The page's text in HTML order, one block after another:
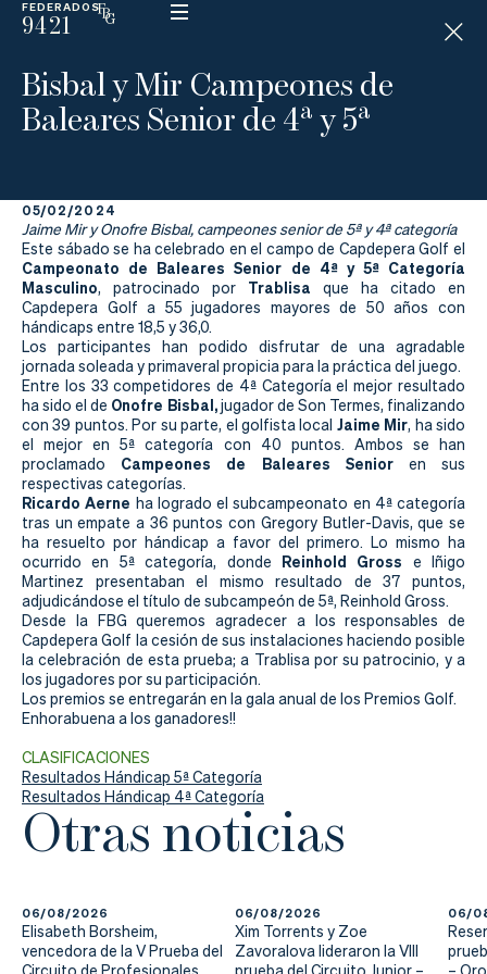
FEDERADOS
9421
ESP
N
D
I
C
La
Federación
Federarse
Jugar
Aprender
Actualidad
Tienda
Bisbal y Mir Campeones de
Baleares Senior de 4ª y 5ª
05/02/2024
Jaime Mir y Onofre Bisbal, campeones senior de 5ª y 4ª categoría
Este sábado se ha celebrado en el campo de Capdepera Golf el
Campeonato de Baleares Senior de 4ª y 5ª Categoría
Masculino, patrocinado por Trablisa que ha citado en
Capdepera Golf a 55 jugadores mayores de 50 años con
hándicaps entre 18,5 y 36,0.
Los participantes han podido disfrutar de una agradable
jornada soleada y primaveral propicia para la práctica del juego.
Entre los 33 competidores de 4ª Categoría el mejor resultado
ha sido el de Onofre Bisbal,jugador de Son Termes, finalizando
con 39 puntos. Por su parte, el golfista local Jaime Mir, ha sido
el mejor en 5ª categoría con 40 puntos. Ambos se han
proclamado Campeones de Baleares Senioren sus
respectivas categorías.
Ricardo Aerne ha logrado el subcampeonato en 4ª categoría
tras un empate a 36 puntos con Gregory Butler-Davis, que se
ha resuelto por hándicap a favor del primero. Lo mismo ha
ocurrido en 5ª categoría, donde Reinhold Gross e Iñigo
Martinez presentaban el mismo resultado de 37 puntos,
adjudicándose el título de subcampeón de 5ª, Reinhold Gross.
Desde la FBG queremos agradecer a los responsables de
Capdepera Golf la cesión de sus instalaciones haciendo posible
la celebración de esta prueba; a Trablisa por su patrocinio, y a
los jugadores por su participación.
Los premios se entregarán en la gala anual de los Premios Golf.
Enhorabuena a los ganadores!!
CLASIFICACIONES
Resultados Hándicap 5ª Categoría
Resultados Hándicap 4ª Categoría
Otras noticias
06/08/2026
Elisabeth Borsheim,
vencedora de la V Prueba del
06/08/2026
Xim Torrents y Zoe
Zavoralova lideraron la VIII
06/